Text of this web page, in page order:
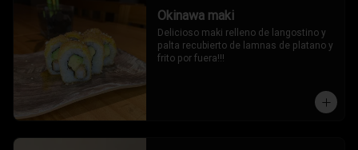
Okinawa maki
Delicioso maki relleno de langostino y
palta recubierto de lamnas de platano y
frito por fuera!!!